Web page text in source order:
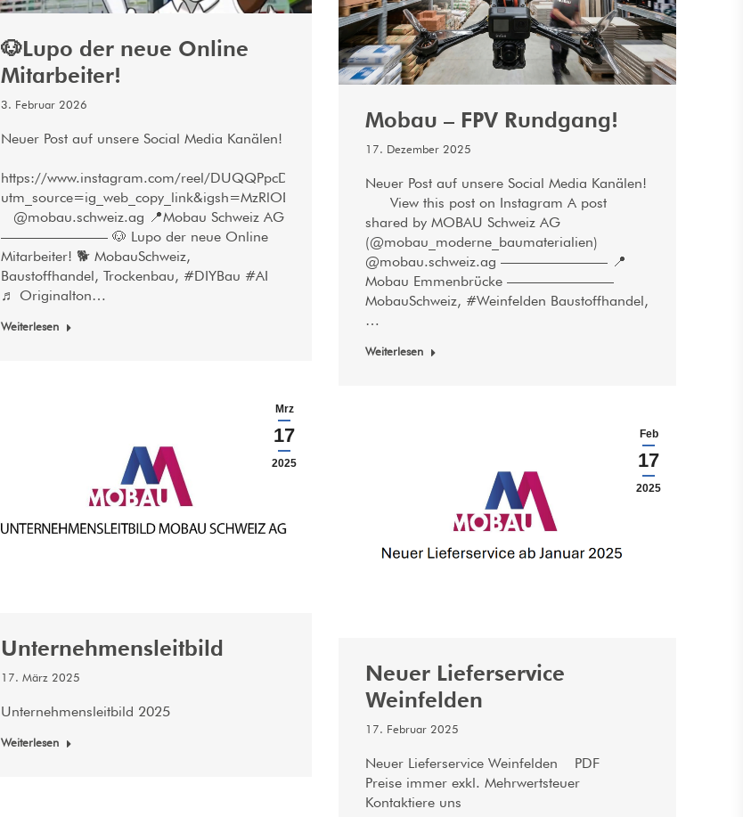
🐶Lupo der neue Online
Mitarbeiter!
3. Februar 2026
Neuer Post auf unsere Social Media Kanälen!
https://www.instagram.com/reel/DUQQPpcDDrl/?
utm_source=ig_web_copy_link&igsh=MzRlODBiNWFlZA==
@mobau.schweiz.ag 📍Mobau Schweiz AG
———————– 🐶 Lupo der neue Online
Mitarbeiter! 🐕 MobauSchweiz,
Baustoffhandel, Trockenbau, #DIYBau #AI
♬ Originalton…
Weiterlesen
Mobau – FPV Rundgang!
17. Dezember 2025
Neuer Post auf unsere Social Media Kanälen!
View this post on Instagram A post
shared by MOBAU Schweiz AG
(@mobau_moderne_baumaterialien)
@mobau.schweiz.ag ———————– 📍
Mobau Emmenbrücke ———————–
MobauSchweiz, #Weinfelden Baustoffhandel,
…
Weiterlesen
Mrz
17
2025
Unternehmensleitbild
17. März 2025
Unternehmensleitbild 2025
Weiterlesen
Feb
17
2025
Neuer Lieferservice
Weinfelden
17. Februar 2025
Neuer Lieferservice Weinfelden PDF
Preise immer exkl. Mehrwertsteuer
Kontaktiere uns